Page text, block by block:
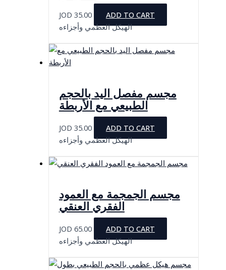
JOD 35.00
ADD TO CART
الهيكل العظمي وأجزاءه
مجسم مفصل اليد بالحجم
الطبيعي مع الأربطة
JOD 35.00
ADD TO CART
الهيكل العظمي وأجزاءه
مجسم الجمجمة مع العمود
الفقري العنقي
JOD 65.00
ADD TO CART
الهيكل العظمي وأجزاءه